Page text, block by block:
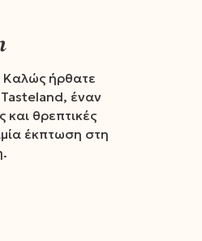
Καλώς ήρθατε
έναν
και θρεπτικές
έκπτωση στη